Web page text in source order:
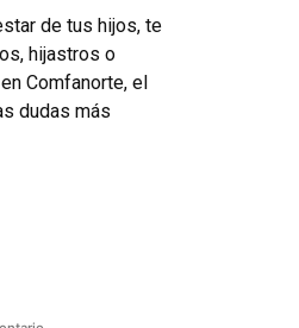
de tus hijos, te
hijastros o
Comfanorte, el
dudas más